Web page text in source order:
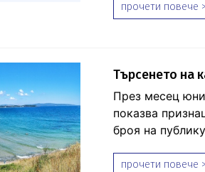
прочети повече >
Търсенето на
​​​​​​​През месец
показва
броя на
прочети повече >